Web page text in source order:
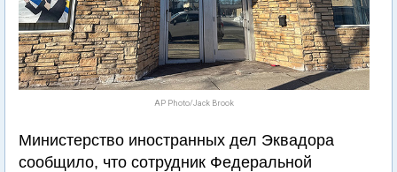
AP Photo/Jack Brook
Министерство иностранных дел Эквадора
сообщило, что сотрудник Федеральной